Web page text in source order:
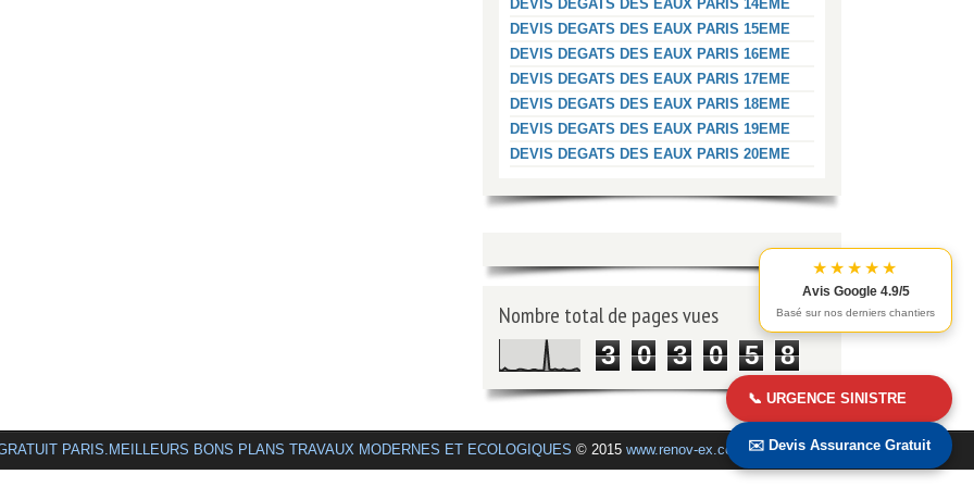
★★★★★
Avis Google 4.9/5
Basé sur nos derniers chantiers
📞 URGENCE SINISTRE
✉️ Devis Assurance Gratuit
DEVIS DEGATS DES EAUX PARIS 14EME
DEVIS DEGATS DES EAUX PARIS 15EME
DEVIS DEGATS DES EAUX PARIS 16EME
DEVIS DEGATS DES EAUX PARIS 17EME
DEVIS DEGATS DES EAUX PARIS 18EME
DEVIS DEGATS DES EAUX PARIS 19EME
DEVIS DEGATS DES EAUX PARIS 20EME
Nombre total de pages vues
3 0 3 0 5 8
PARIS.MEILLEURS BONS PLANS TRAVAUX MODERNES ET ECOLOGIQUES © 2015 www.renov-ex.com